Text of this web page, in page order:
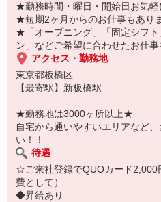
★勤務時間・曜日・開始日お気軽
★短期2ヶ月からのお仕事もあり
★「オープニング」「固定シフ
ン」などご希望に合わせたお仕事
アクセス・勤務地
東京都板橋区
【最寄駅】新板橋駅
★勤務地は3000ヶ所以上★
自宅から通いやすいエリアなど
い！！
待遇
☆ご来社登録でQUOカード2,000
費として）
◆昇給あり